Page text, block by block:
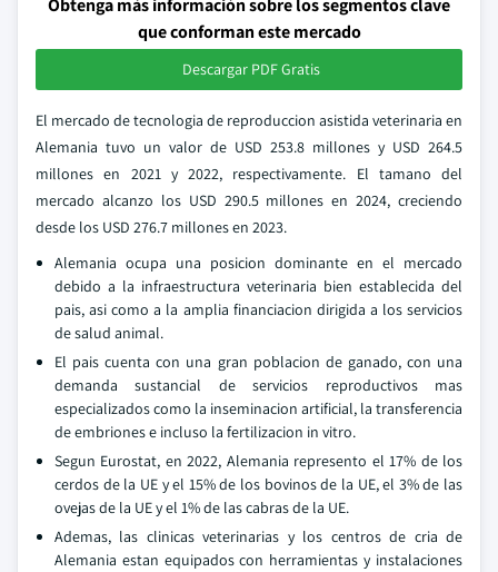
Obtenga más información sobre los segmentos clave
que conforman este mercado
Descargar PDF Gratis
El mercado de tecnologia de reproduccion asistida veterinaria en
Alemania tuvo un valor de USD 253.8 millones y USD 264.5
millones en 2021 y 2022, respectivamente. El tamano del
mercado alcanzo los USD 290.5 millones en 2024, creciendo
desde los USD 276.7 millones en 2023.
Alemania ocupa una posicion dominante en el mercado
debido a la infraestructura veterinaria bien establecida del
pais, asi como a la amplia financiacion dirigida a los servicios
de salud animal.
El pais cuenta con una gran poblacion de ganado, con una
demanda sustancial de servicios reproductivos mas
especializados como la inseminacion artificial, la transferencia
de embriones e incluso la fertilizacion in vitro.
Segun Eurostat, en 2022, Alemania represento el 17% de los
cerdos de la UE y el 15% de los bovinos de la UE, el 3% de las
ovejas de la UE y el 1% de las cabras de la UE.
Ademas, las clinicas veterinarias y los centros de cria de
Alemania estan equipados con herramientas y instalaciones